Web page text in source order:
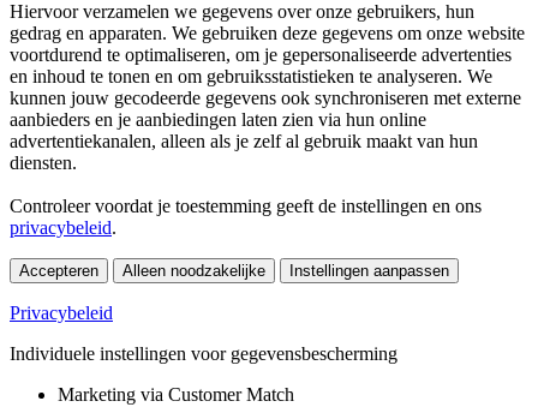
Hiervoor verzamelen we gegevens over onze gebruikers, hun
gedrag en apparaten. We gebruiken deze gegevens om onze website
voortdurend te optimaliseren, om je gepersonaliseerde advertenties
en inhoud te tonen en om gebruiksstatistieken te analyseren. We
kunnen jouw gecodeerde gegevens ook synchroniseren met externe
aanbieders en je aanbiedingen laten zien via hun online
advertentiekanalen, alleen als je zelf al gebruik maakt van hun
diensten.
Controleer voordat je toestemming geeft de instellingen en ons
privacybeleid.
Accepteren Alleen noodzakelijke Instellingen aanpassen
Privacybeleid
Individuele instellingen voor gegevensbescherming
Marketing via Customer Match